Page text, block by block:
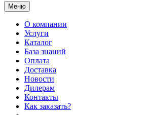
Меню
О компании
Услуги
Каталог
База знаний
Оплата
Доставка
Новости
Дилерам
Контакты
Как заказать?